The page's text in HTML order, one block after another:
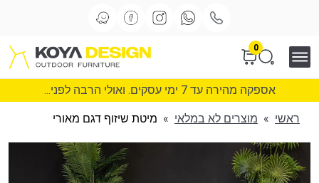
0
אספקה מהירה עד 7 ימי עסקים. ואולי הרבה לפני...
ראשי » מוצרים לא במלאי » מיטת שיזוף דגם מאורי